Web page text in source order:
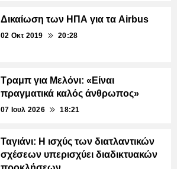
Δικαίωση των ΗΠΑ για τα Airbus
02 Οκτ 2019 20:28
Τραμπ για Μελόνι: «Είναι
πραγματικά καλός άνθρωπος»
07 Ιουλ 2026 18:21
Ταγιάνι: Η ισχύς των διατλαντικών
σχέσεων υπερισχύει διαδικτυακών